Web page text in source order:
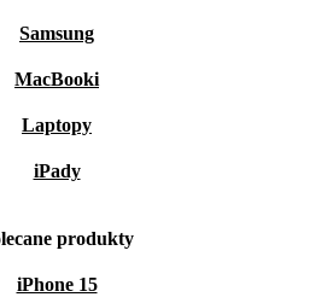
Samsung
MacBooki
Laptopy
iPady
produkty
iPhone 15